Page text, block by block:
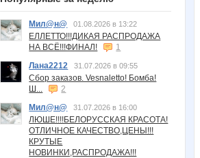
Мил@н@ 01.08.2026 в 13:22
ЕЛЛЕТТО!!!ДИКАЯ РАСПРОДАЖА
НА ВСЁ!!!ФИНАЛ!
1
Лана2212
31.07.2026 в 09:55
Сбор заказов. Vesnaletto! Бомба!
Ш...
2
Мил@н@
31.07.2026 в 16:00
ЛЮШЕ!!!!БЕЛОРУССКАЯ КРАСОТА!
ОТЛИЧНОЕ КАЧЕСТВО,ЦЕНЫ!!!
КРУТЫЕ
НОВИНКИ,РАСПРОДАЖА!!!